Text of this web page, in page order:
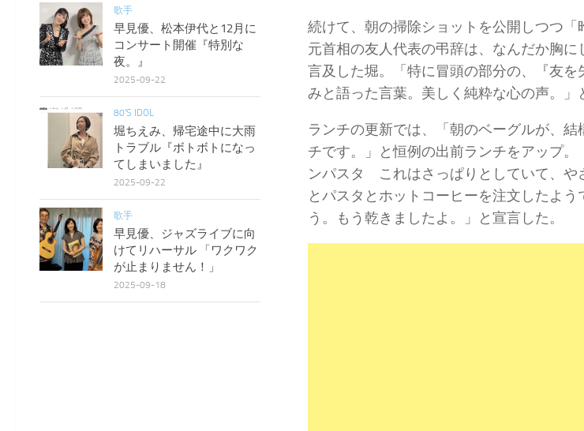
続けて、朝の掃除ショットを公開しつつ
元首相の友人代表の弔辞は、なんだか胸
言及した堀。「特に冒頭の部分の、『友
みと語った言葉。美しく純粋な心の声。」
ランチの更新では、「朝のベーグルが、
チです。」と恒例の出前ランチをアップ
ンパスタ これはさっぱりとしていて、や
とパスタとホットコーヒーを注文したよ
う。もう乾きましたよ。」と宣言した。
歌手
早見優、松本伊代と12月に
コンサート開催『特別な
夜。』
2025-09-22
80'S IDOL
堀ちえみ、帰宅途中に大雨
トラブル『ボトボトになっ
てしまいました』
2025-09-22
歌手
早見優、ジャズライブに向
けてリハーサル 「ワクワク
が止まりません！」
2025-09-18